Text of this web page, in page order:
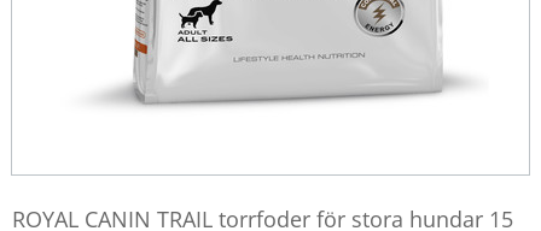
ROYAL CANIN TRAIL torrfoder för stora hundar 15